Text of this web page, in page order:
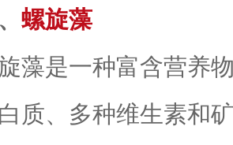
螺旋藻
藻是一种富含营养
质、多种维生素和